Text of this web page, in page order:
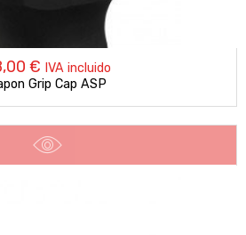
€ IVA incluido
Grip Cap ASP